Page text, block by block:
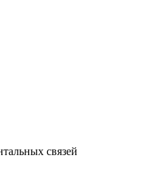
связей